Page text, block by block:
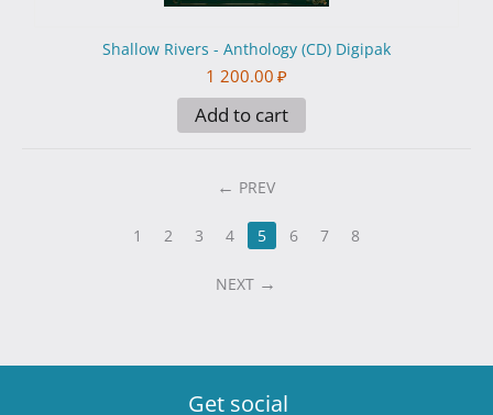
Shallow Rivers - Anthology (CD) Digipak
1 200.00 ₽
Add to cart
PREV
1 2 3 4 5 6 7 8
NEXT
Get social